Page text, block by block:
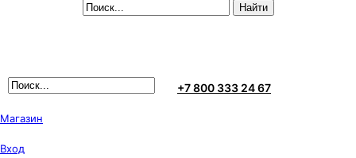
+7 800 333 24 67
Магазин
Вход